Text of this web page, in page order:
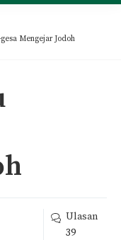
Mengejar Jodoh
Ulasan
39